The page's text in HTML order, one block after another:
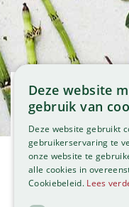
Maandag
Dinsdag
Woensdag
Donderdag
Service
Deze website
gebruik van
Deze website gebruikt
gebruikerservaring te
onze website te
alle cookies in
Cookiebeleid. Lees